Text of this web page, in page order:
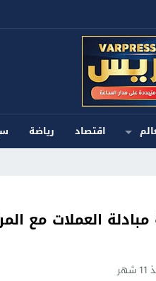
اقتصاد رياضة
العملات مع